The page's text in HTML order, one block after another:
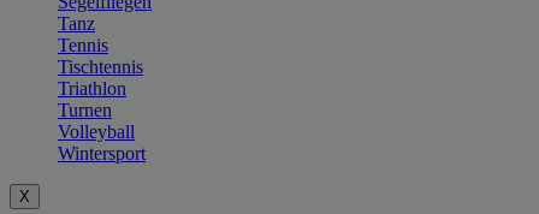
Tanz
Tennis
Tischtennis
Triathlon
Turnen
Volleyball
Wintersport
X